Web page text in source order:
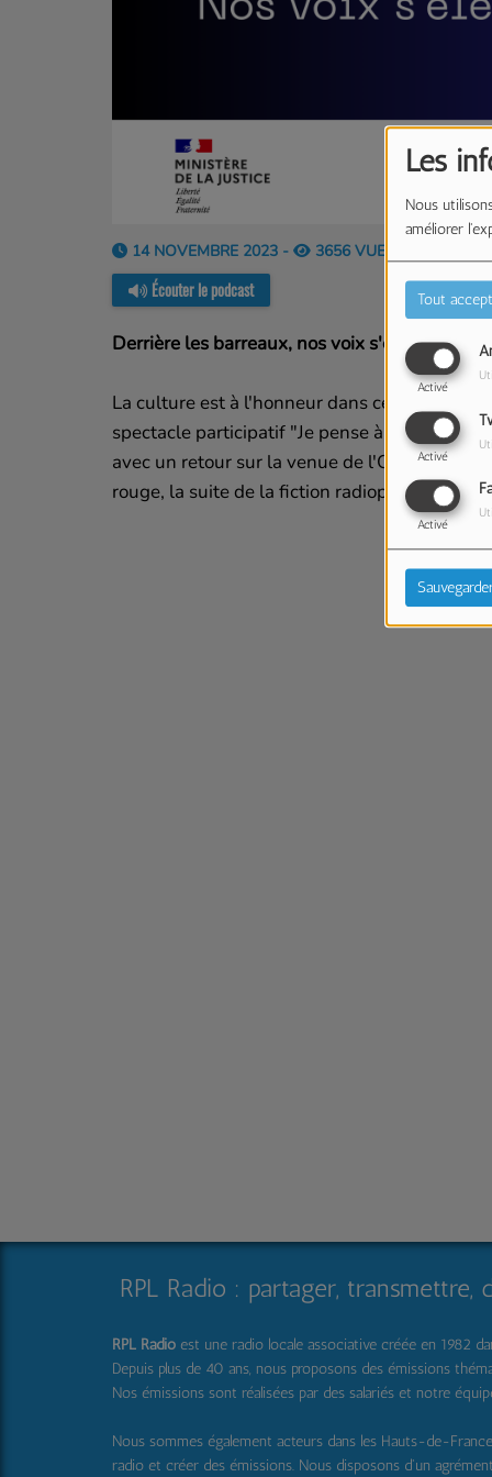
Les
Nous
améliorer
Tout
Activé
Activé
Activé
14 NOVEMBRE 2023 - 3656 VUES
Écouter le podcast
Derrière les barreaux, nos voix s'élèvent #3
La culture est à l'honneur dans cet avant
spectacle participatif "Je pense à toi", de
avec un retour sur la venue de l'ONL à la
rouge, la suite de la fiction radiophonique
RPL Radio : partager, transmettre,
RPL Radio est une radio locale associative créée en 1982
Depuis plus de 40 ans, nous proposons des émissions
Nos émissions sont réalisées par des salariés et notre
Nous sommes également acteurs dans les Hauts-de-
radio et créer des émissions. Nous disposons d'un